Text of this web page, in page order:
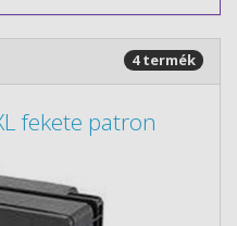
4 termék
fekete patron